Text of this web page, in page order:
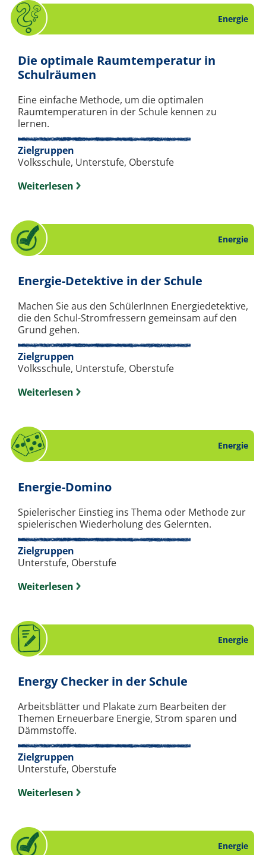
Energie
Die optimale Raumtemperatur in
Schulräumen
Eine einfache Methode, um die optimalen
Raumtemperaturen in der Schule kennen zu
lernen.
Zielgruppen
Volksschule, Unterstufe, Oberstufe
Weiterlesen
Energie
Energie-Detektive in der Schule
Machen Sie aus den SchülerInnen Energiedetektive,
die den Schul-Stromfressern gemeinsam auf den
Grund gehen.
Zielgruppen
Volksschule, Unterstufe, Oberstufe
Weiterlesen
Energie
Energie-Domino. Spiel zum Thema
Spielerischer Einstieg ins Thema oder Methode zur
spielerischen Wiederholung des Gelernten.
Zielgruppen
Unterstufe, Oberstufe
Weiterlesen
Energie
Energy Checker in der Schule
Arbeitsblätter und Plakate zum Bearbeiten der
Themen Erneuerbare Energie, Strom sparen und
Dämmstoffe.
Zielgruppen
Unterstufe, Oberstufe
Weiterlesen
Energie